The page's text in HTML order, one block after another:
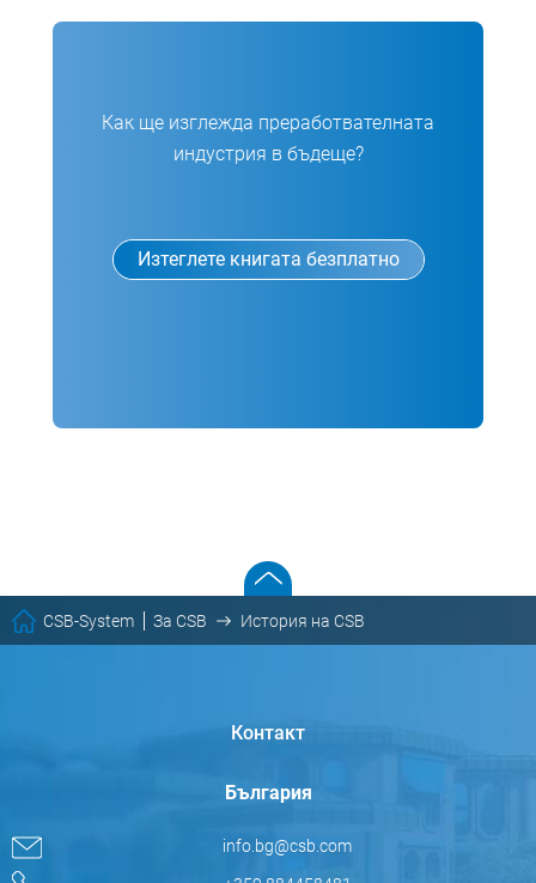
Как ще изглежда преработвателната
индустрия в бъдеще?
Изтеглете книгата безплатно
CSB-System За CSB История на CSB
Контакт
България
info.bg@csb.com